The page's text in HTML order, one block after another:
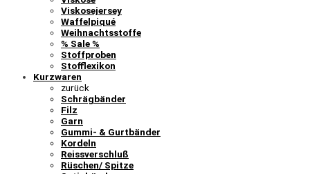
Viskosejersey
Waffelpiqué
Weihnachtsstoffe
% Sale %
Stoffproben
Stofflexikon
Kurzwaren
zurück
Schrägbänder
Filz
Garn
Gummi- & Gurtbänder
Kordeln
Reissverschluß
Rüschen/ Spitze